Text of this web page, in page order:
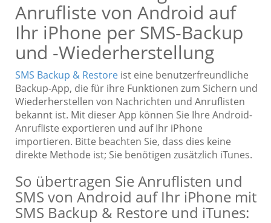
Anrufliste von Android auf
Ihr iPhone per SMS-Backup
und -Wiederherstellung
SMS Backup & Restore ist eine benutzerfreundliche
Backup-App, die für ihre Funktionen zum Sichern und
Wiederherstellen von Nachrichten und Anruflisten
bekannt ist. Mit dieser App können Sie Ihre Android-
Anrufliste exportieren und auf Ihr iPhone
importieren. Bitte beachten Sie, dass dies keine
direkte Methode ist; Sie benötigen zusätzlich iTunes.
So übertragen Sie Anruflisten und
SMS von Android auf Ihr iPhone mit
SMS Backup & Restore und iTunes: